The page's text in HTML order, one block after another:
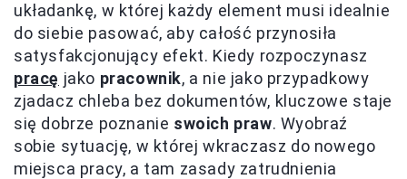
układankę, w której każdy element musi idealnie
do siebie pasować, aby całość przynosiła
satysfakcjonujący efekt. Kiedy rozpoczynasz
pracę jako pracownik, a nie jako przypadkowy
zjadacz chleba bez dokumentów, kluczowe staje
się dobrze poznanie swoich praw. Wyobraź
sobie sytuację, w której wkraczasz do nowego
miejsca pracy, a tam zasady zatrudnienia